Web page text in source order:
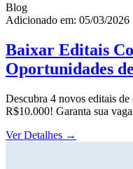
Blog
Adicionado em: 05/03/2026
Baixar Editais
Oportunidades
Descubra 4 novos editais
R$10.000! Garanta sua
Ver Detalhes →